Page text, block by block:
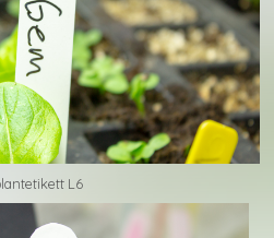
L6